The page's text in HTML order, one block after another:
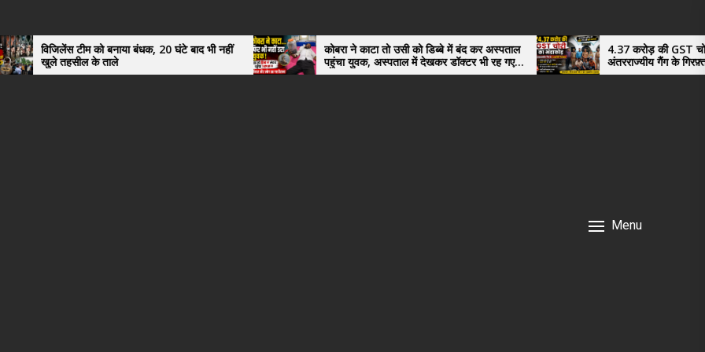
को बनाया बंधक, 20 घंटे बाद भी नहीं
ताले
कोबरा ने काटा तो उसी को डिब्बे में बंद कर अस्पताल
पहुंचा युवक, अस्पताल में देखकर डॉक्टर भी रह गए
हैरान
4.37 करोड़ की GST चोरी का भंडाफोड़,
अंतरराज्यीय गैंग के गिरफ़्तार तीनो आरोपी
नगर के, साइबर ठगी छोड़ अपनाया नया तरी
Menu